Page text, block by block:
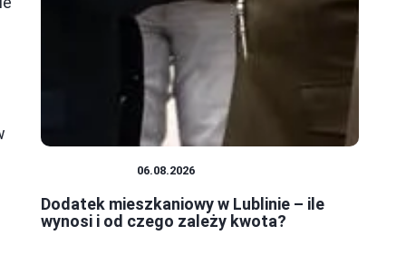
06.08.2026
Dodatek mieszkaniowy w Lublinie – ile
wynosi i od czego zależy kwota?